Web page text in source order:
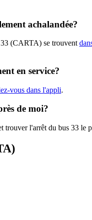
achalandée?
(CARTA) se trouvent
en service?
vous dans l'appli.
de moi?
trouver l'arrêt du bus 33 le